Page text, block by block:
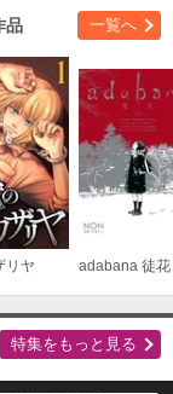
品 一覧へ
リヤ adabana 徒花
特集をもっと見る